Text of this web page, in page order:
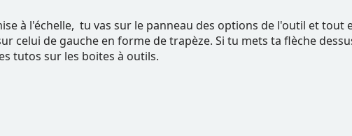
à l'échelle, tu vas sur le panneau des options de l'outil et
celui de gauche en forme de trapèze. Si tu mets ta flèche
tutos sur les boites à outils.